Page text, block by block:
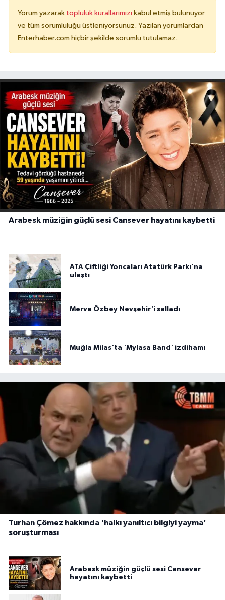
Yorum yazarak topluluk kurallarımızı kabul etmiş bulunuyor
ve tüm sorumluluğu üstleniyorsunuz. Yazılan yorumlardan
Enterhaber.com hiçbir şekilde sorumlu tutulamaz.
Arabesk müziğin güçlü sesi Cansever hayatını kaybetti
ATA Çiftliği Yoncaları Atatürk Parkı'na
ulaştı
Merve Özbey Nevşehir'i salladı
Muğla Milas'ta 'Mylasa Band' izdihamı
Turhan Çömez hakkında 'halkı yanıltıcı bilgiyi yayma'
soruşturması
Arabesk müziğin güçlü sesi Cansever
hayatını kaybetti